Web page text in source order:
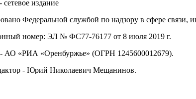
- сетевое издание
Федеральной службой по надзору в сфере
номер: ЭЛ № ФС77-76177 от 8 июля 2019 г.
- АО «РИА «Оренбуржье» (ОГРН 1245600012679).
- Юрий Николаевич Мещанинов.